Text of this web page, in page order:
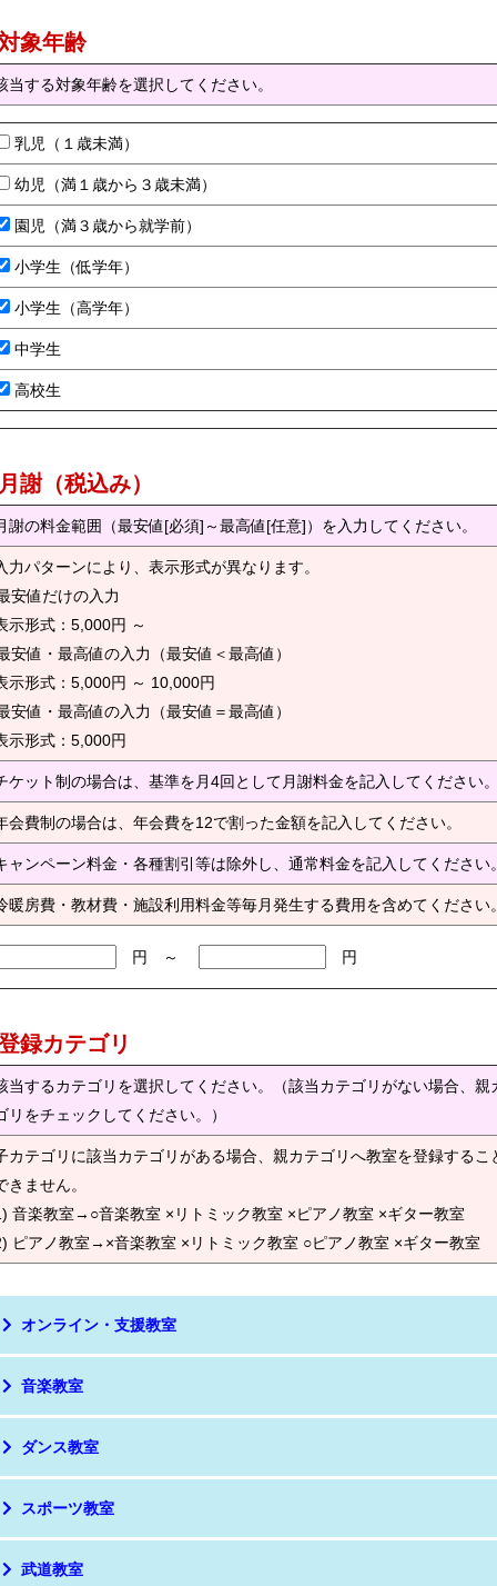
象年齢
当する対象年齢を選択してください。
乳児（１歳未満）
幼児（満１歳から３歳未満）
園児（満３歳から就学前）
小学生（低学年）
小学生（高学年）
中学生
高校生
謝（税込み）
謝の料金範囲（最安値[必須]～最高値[任意]）を入力してください。
力パターンにより、表示形式が異なります。
安値だけの入力
形式：5,000円 ～
安値・最高値の入力（最安値＜最高値）
形式：5,000円 ～ 10,000円
安値・最高値の入力（最安値＝最高値）
示形式：5,000円
ケット制の場合は、基準を月4回として月謝料金を記入してください
会費制の場合は、年会費を12で割った金額を記入してください。
ャンペーン料金・各種割引等は除外し、通常料金を記入してください
暖房費・教材費・施設利用料金等毎月発生する費用を含めてください
円 ～ 円
録カテゴリ
当するカテゴリを選択してください。（該当カテゴリがない場合、親
リをチェックしてください。）
カテゴリに該当カテゴリがある場合、親カテゴリへ教室を登録するこ
きません。
音楽教室→○音楽教室 ×リトミック教室 ×ピアノ教室 ×ギター教室
ピアノ教室→×音楽教室 ×リトミック教室 ○ピアノ教室 ×ギター教室
オンライン・支援教室
音楽教室
ダンス教室
スポーツ教室
武道教室